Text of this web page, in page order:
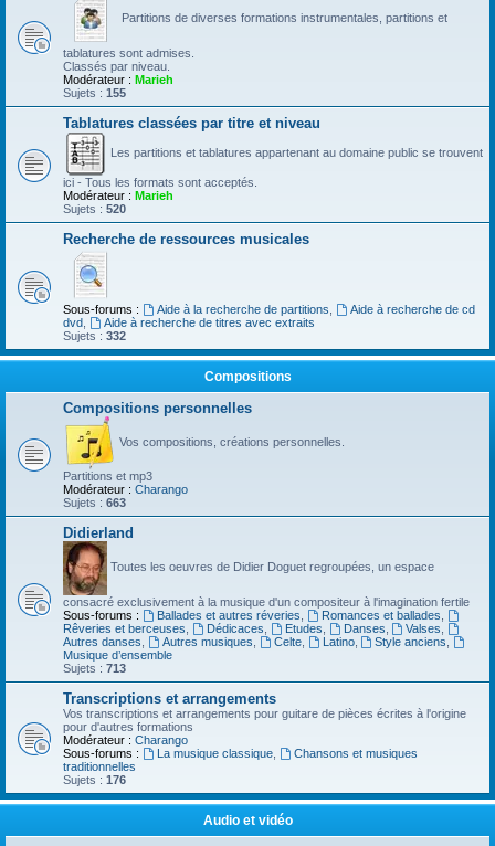
Partitions de diverses formations instrumentales, partitions et
tablatures sont admises.
Classés par niveau.
Modérateur : Marieh
Sujets : 155
Tablatures classées par titre et niveau
Les partitions et tablatures appartenant au domaine public se trouvent
ici - Tous les formats sont acceptés.
Modérateur : Marieh
Sujets : 520
Recherche de ressources musicales
Sous-forums : Aide à la recherche de partitions
Aide à recherche de cd
dvd
Aide à recherche de titres avec extraits
Sujets : 332
Compositions
Compositions personnelles
Vos compositions, créations personnelles.
Partitions et mp3
Modérateur : Charango
Sujets : 663
Didierland
Toutes les oeuvres de Didier Doguet regroupées, un espace
consacré exclusivement à la musique d'un compositeur à l'imagination fertile
Sous-forums :
Ballades et autres réveries Romances et ballades
Rêveries et berceuses
Dédicaces Etudes Danses Valses
Autres danses
Autres musiques Celte, Latino, Style anciens
Musique d’ensemble
Sujets : 713
Transcriptions et arrangements
Vos transcriptions et arrangements pour guitare de pièces écrites à l'origine
pour d'autres formations
Modérateur : Charango
Sous-forums :
La musique classique,
Chansons et musiques
traditionnelles
Sujets : 176
Audio et vidéo